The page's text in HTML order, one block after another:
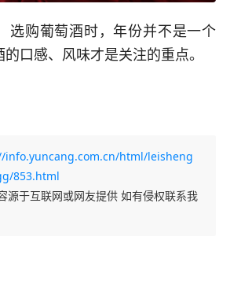
选购葡萄酒时，年份并不是一个
口感、风味才是关注的重点。
info.yuncang.com.cn/html/leisheng
853.html
源于互联网或网友提供 如有侵权联系我